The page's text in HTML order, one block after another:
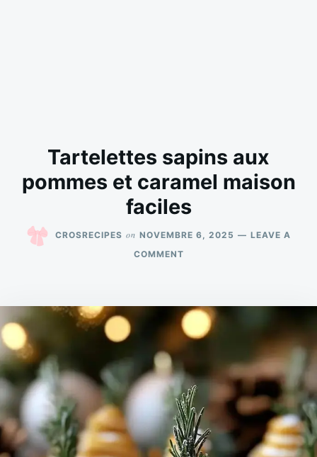
Tartelettes sapins aux
pommes et caramel maison
faciles
CROSRECIPES on NOVEMBRE 6, 2025
LEAVE A
COMMENTON
POMMES
ET
CARAMEL
MAISON